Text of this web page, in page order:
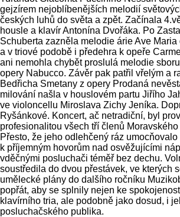
gejzírem nejoblíbenějších melodií
českých luhů do světa a zpět. Začínala
housle a klavír Antonína Dvořáka. Po
Schuberta zazněla melodie árie Ave
a v triové podobě i předehra k opeře
ani nemohla chybět proslulá melodie
opery Nabucco. Závěr pak patřil vřelým a
Bedřicha Smetany z opery Prodaná
milování našla v houslovém partu Jiřího
ve violoncellu Miroslava Zichy Jeníka.
Ryšánkové. Koncert, ač netradiční, byl
profesionalitou všech tří členů
Přesto, že jeho odlehčený ráz
k příjemným hovorům nad osvěžujícími
vděčnými posluchači téměř bez dechu.
soustředila do dvou přestávek, ve kterých
umělecké plány do dalšího ročníku
popřát, aby se splnily nejen ke
klavírního tria, ale podobně jako dosud, i
posluchačského publika.